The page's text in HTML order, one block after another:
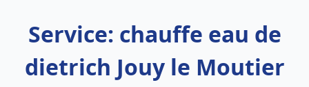
Service: chauffe eau de
dietrich Jouy le Moutier